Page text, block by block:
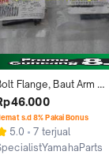
Flange, Baut Arm
Nouvo Z,
s.d 8% Pakai Bonus
5.0
7 terjual